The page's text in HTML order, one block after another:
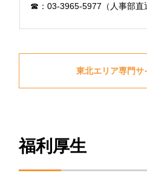
☎︎：03-3965-5977（人事部直
東北エリア専門サ
福利厚生